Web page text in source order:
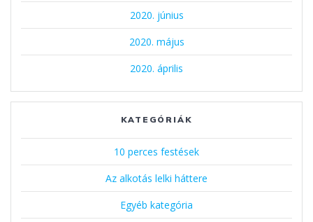
2020. június
2020. május
2020. április
KATEGÓRIÁK
10 perces festések
Az alkotás lelki háttere
Egyéb kategória